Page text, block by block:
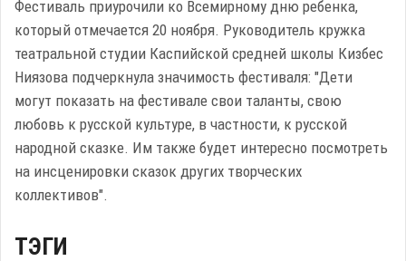
Фестиваль приурочили ко Всемирному дню ребенка,
который отмечается 20 ноября. Руководитель кружка
театральной студии Каспийской средней школы Кизбес
Ниязова подчеркнула значимость фестиваля: "Дети
могут показать на фестивале свои таланты, свою
любовь к русской культуре, в частности, к русской
народной сказке. Им также будет интересно посмотреть
на инсценировки сказок других творческих
коллективов".
ТЭГИ